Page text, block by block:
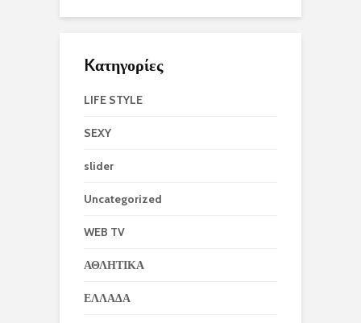
Kατηγορίες
LIFE STYLE
SEXY
slider
Uncategorized
WEB TV
ΑΘΛΗΤΙΚΑ
ΕΛΛΑΔΑ